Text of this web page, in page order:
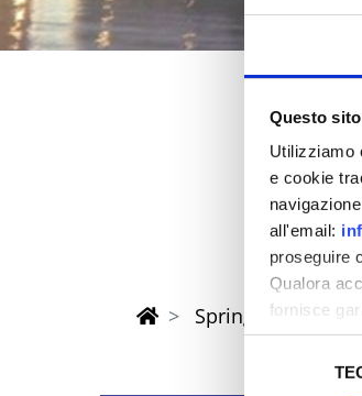
Questo
Utilizziamo
e cookie
all'email:
proseguire
Qualora
fornisce
sicurezza a
in the
Spring Riviera